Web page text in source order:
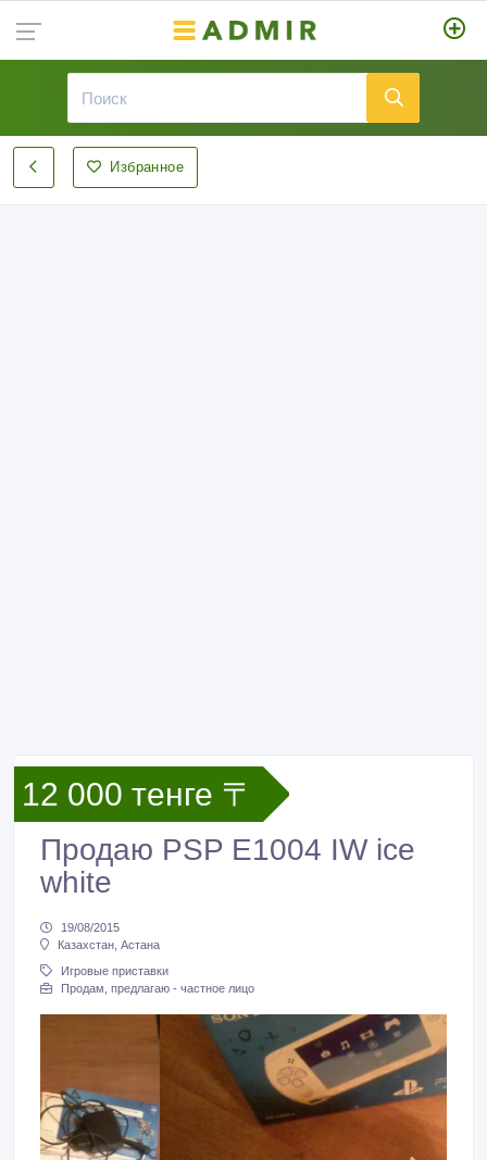
Избранное
12 000 тенге 〒
Продаю PSP E1004 IW ice
white
19/08/2015
Казахстан, Астана
Игровые приставки
Продам, предлагаю - частное лицо